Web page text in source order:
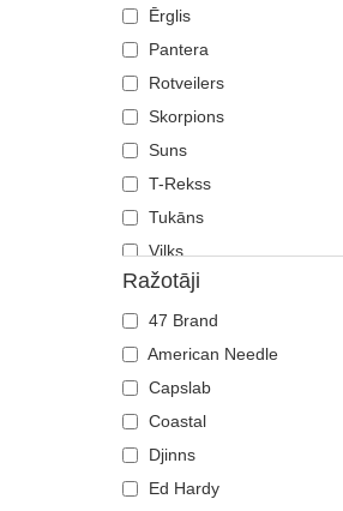
Rozā
Sarkans
Tumši zils
Violets
Zaļš
Zils
Ērglis
Pantera
Rotveilers
Skorpions
Suns
T-Rekss
Tukāns
Vilks
Zirgs
Ražotāji
47 Brand
American Needle
Capslab
Coastal
Djinns
Ed Hardy